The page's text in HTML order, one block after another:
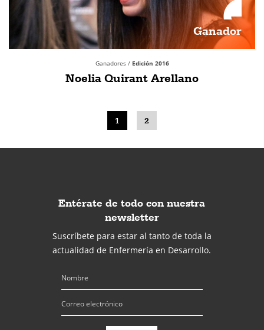
Ganador
Ganadores / Edición 2016
Noelia Quirant Arellano
1 2
Entérate de todo con nuestra
newsletter
Suscríbete para estar al tanto de toda la
actualidad de Enfermería en Desarrollo.